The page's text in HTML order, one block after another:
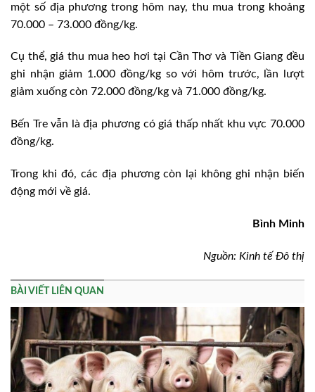
một số địa phương trong hôm nay, thu mua trong khoảng
70.000 – 73.000 đồng/kg.
Cụ thể, giá thu mua heo hơi tại Cần Thơ và Tiền Giang đều
ghi nhận giảm 1.000 đồng/kg so với hôm trước, lần lượt
giảm xuống còn 72.000 đồng/kg và 71.000 đồng/kg.
Bến Tre vẫn là địa phương có giá thấp nhất khu vực 70.000
đồng/kg.
Trong khi đó, các địa phương còn lại không ghi nhận biến
động mới về giá.
Bình Minh
Nguồn: Kinh tế Đô thị
BÀI VIẾT LIÊN QUAN